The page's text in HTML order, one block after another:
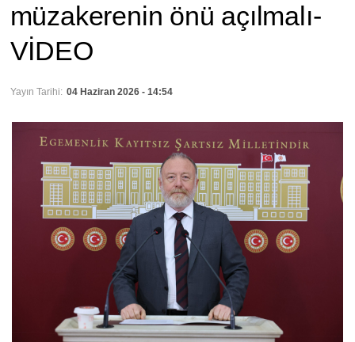
müzakerenin önü açılmalı-
VİDEO
Yayın Tarihi: 04 Haziran 2026 - 14:54